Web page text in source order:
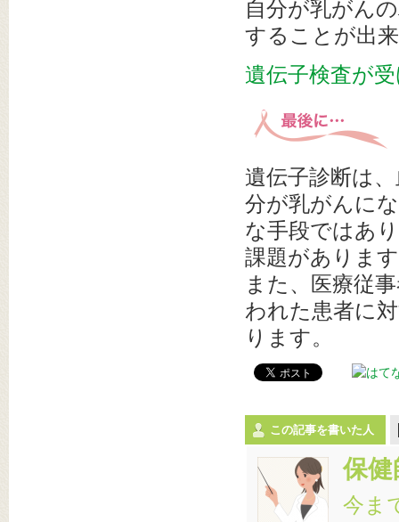
自分が乳がん
することが出
遺伝子検査が
遺伝子診断は
分が乳がんに
な手段ではあ
課題がありま
また、医療従
われた患者に
ります。
この記事を書いた人
保健
今ま